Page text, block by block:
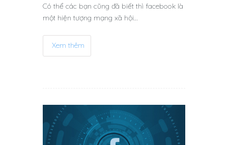
Có thể các bạn cũng đã biết thì facebook là
một hiện tượng mạng xã hội…
Xem thêm